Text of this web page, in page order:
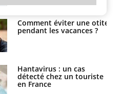
Comment éviter une otite
pendant les vacances ?
Hantavirus : un cas
détecté chez un touriste
en France